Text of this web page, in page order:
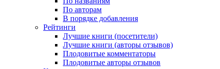
По авторам
В порядке добавления
Рейтинги
Лучшие книги (посетители)
Лучшие книги (авторы отзывов)
Плодовитые комментаторы
Плодовитые авторы отзывов